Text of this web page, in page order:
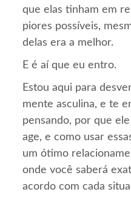
que elas tinham em
piores possíveis,
delas era a melhor.
E é aí que eu entro.
Estou aqui para
mente asculina, e te
pensando, por que
age, e como usar
um ótimo
onde você saberá
acordo com cada